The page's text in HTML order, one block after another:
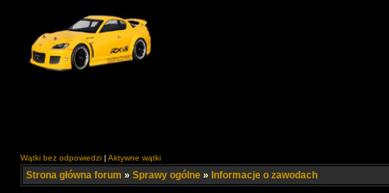
Wątki bez odpowiedzi | Aktywne wątki
Strona główna forum » Sprawy ogólne » Informacje o zawodach